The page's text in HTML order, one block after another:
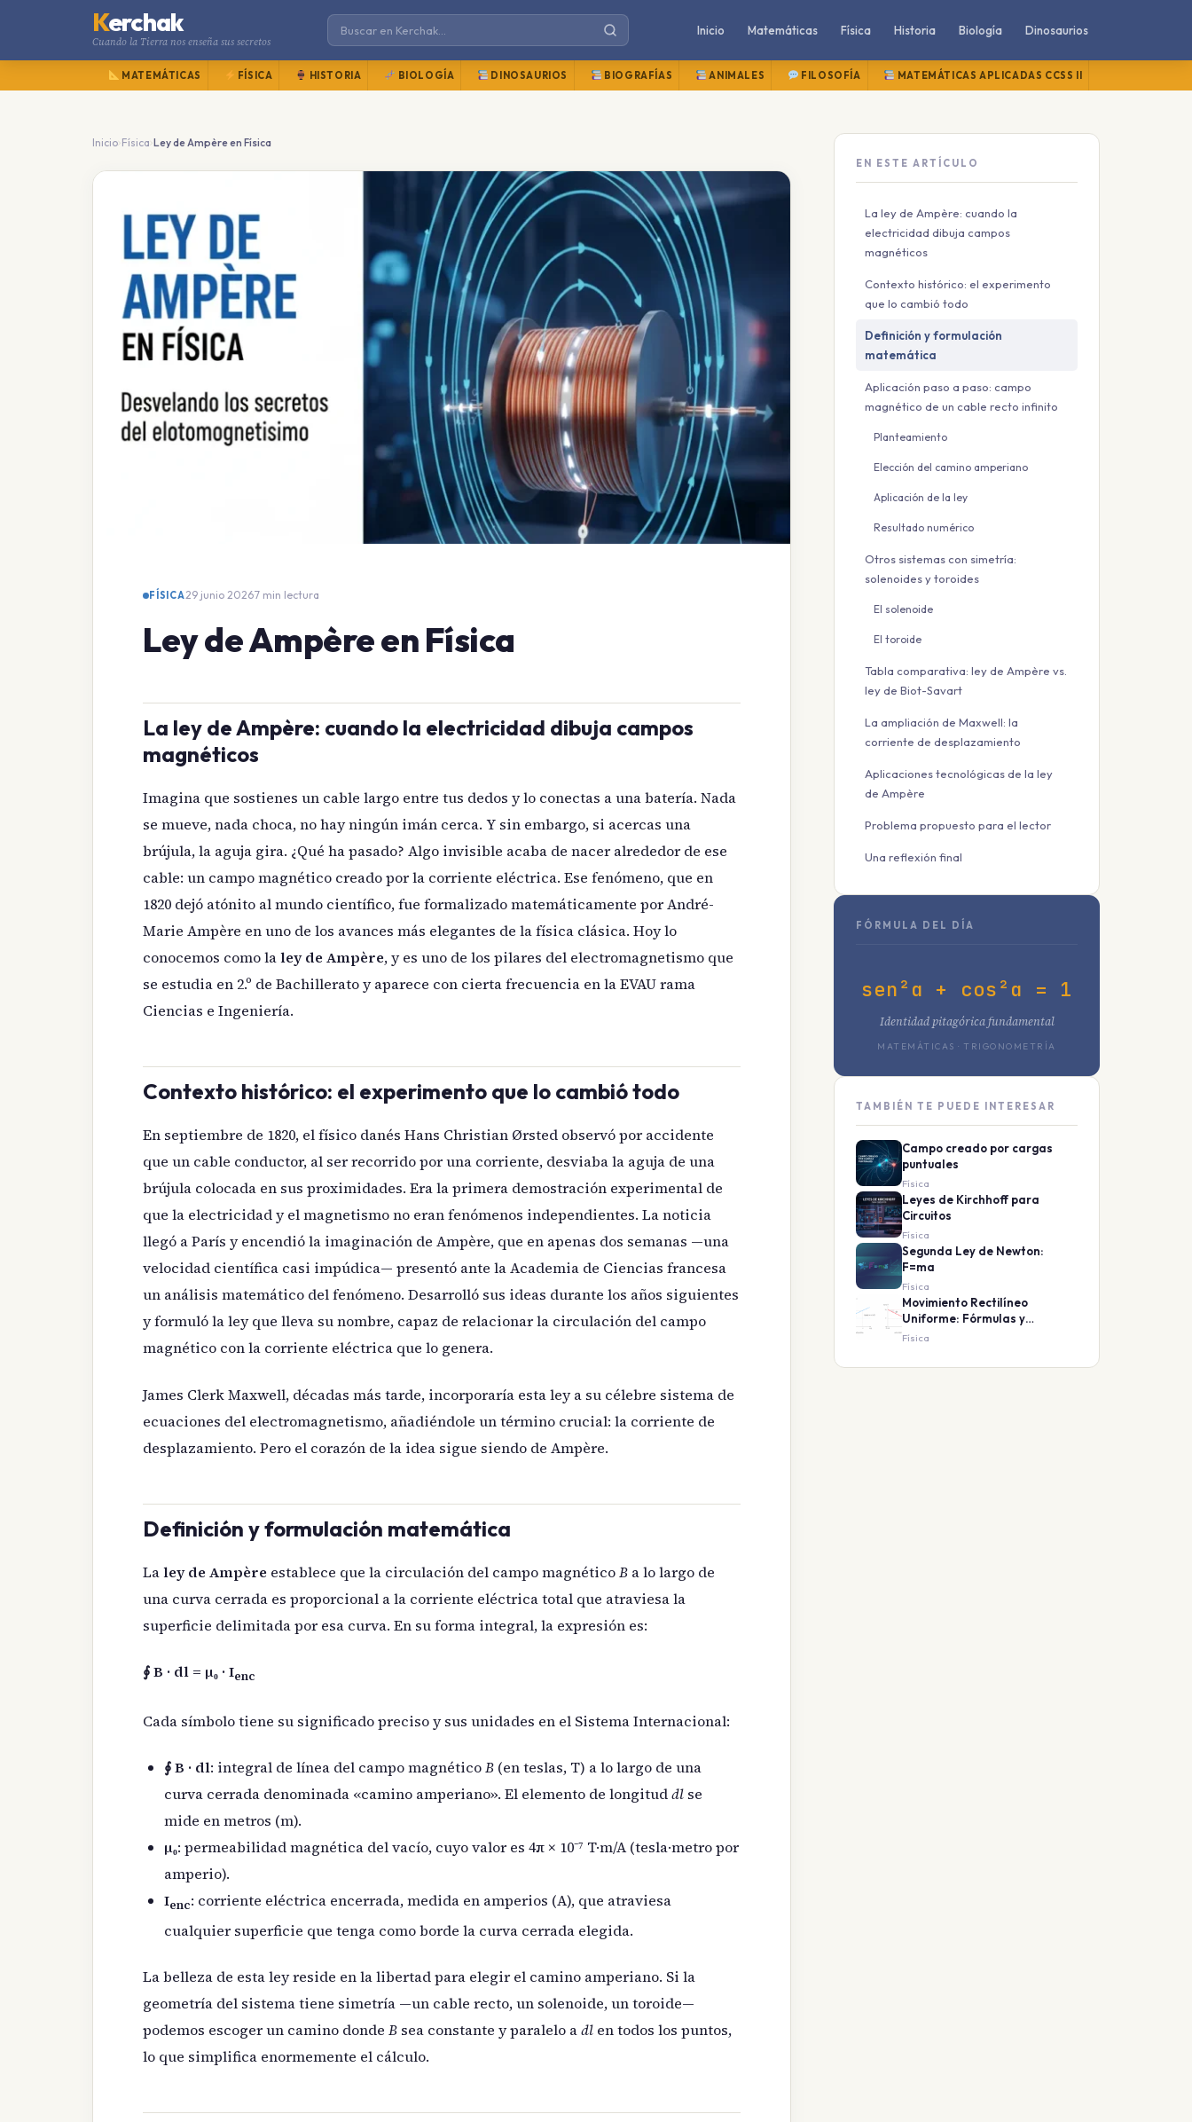
Kerchak
Cuando la Tierra nos enseña sus secretos
Inicio Matemáticas Física Historia Biología Dinosaurios
MATEMÁTICAS FÍSICA HISTORIA BIOLOGÍA DINOSAURIOS BIOGRAFÍAS ANIMALES FILOSOFÍA MATEMÁTICAS APLICADAS CCSS II
Inicio›Física ›Ley de Ampère en Física
FÍSICA29 junio 2026·7 min lectura
Ley de Ampère en Física
La ley de Ampère: cuando la electricidad dibuja campos
magnéticos
Imagina que sostienes un cable largo entre tus dedos y lo conectas a una batería. Nada
se mueve, nada choca, no hay ningún imán cerca. Y sin embargo, si acercas una
brújula, la aguja gira. ¿Qué ha pasado? Algo invisible acaba de nacer alrededor de ese
cable: un campo magnético creado por la corriente eléctrica. Ese fenómeno, que en
1820 dejó atónito al mundo científico, fue formalizado matemáticamente por André-
Marie Ampère en uno de los avances más elegantes de la física clásica. Hoy lo
conocemos como laley de Ampère, y es uno de los pilares del electromagnetismo que
se estudia en 2.º de Bachillerato y aparece con cierta frecuencia en la EVAU rama
Ciencias e Ingeniería.
Contexto histórico: el experimento que lo cambió todo
En septiembre de 1820, el físico danés Hans Christian Ørsted observó por accidente
que un cable conductor, al ser recorrido por una corriente, desviaba la aguja de una
brújula colocada en sus proximidades. Era la primera demostración experimental de
que la electricidad y el magnetismo no eran fenómenos independientes. La noticia
llegó a París y encendió la imaginación de Ampère, que en apenas dos semanas —una
velocidad científica casi impúdica— presentó ante la Academia de Ciencias francesa
un análisis matemático del fenómeno. Desarrolló sus ideas durante los años siguientes
y formuló la ley que lleva su nombre, capaz de relacionar la circulación del campo
magnético con la corriente eléctrica que lo genera.
James Clerk Maxwell, décadas más tarde, incorporaría esta ley a su célebre sistema de
ecuaciones del electromagnetismo, añadiéndole un término crucial: la corriente de
desplazamiento. Pero el corazón de la idea sigue siendo de Ampère.
Definición y formulación matemática
Laley de Ampère establece que la circulación del campo magnéticoB a lo largo de
una curva cerrada es proporcional a la corriente eléctrica total que atraviesa la
superficie delimitada por esa curva. En su forma integral, la expresión es:
∮ B · dl = μ₀ · Ienc
Cada símbolo tiene su significado preciso y sus unidades en el Sistema Internacional:
∮ B · dl: integral de línea del campo magnéticoB (en teslas, T) a lo largo de una
curva cerrada denominada «camino amperiano». El elemento de longituddl se
mide en metros (m).
μ₀: permeabilidad magnética del vacío, cuyo valor es 4π × 10⁻⁷ T·m/A (tesla·metro por
amperio).
Ienc: corriente eléctrica encerrada, medida en amperios (A), que atraviesa
cualquier superficie que tenga como borde la curva cerrada elegida.
La belleza de esta ley reside en la libertad para elegir el camino amperiano. Si la
geometría del sistema tiene simetría —un cable recto, un solenoide, un toroide—
podemos escoger un camino donde B sea constante y paralelo adl en todos los puntos,
lo que simplifica enormemente el cálculo.
EN ESTE ARTÍCULO
La ley de Ampère: cuando la
electricidad dibuja campos
magnéticos
Contexto histórico: el experimento
que lo cambió todo
Definición y formulación
matemática
Aplicación paso a paso: campo
magnético de un cable recto infinito
Planteamiento
Elección del camino amperiano
Aplicación de la ley
Resultado numérico
Otros sistemas con simetría:
solenoides y toroides
El solenoide
El toroide
Tabla comparativa: ley de Ampère vs.
ley de Biot-Savart
La ampliación de Maxwell: la
corriente de desplazamiento
Aplicaciones tecnológicas de la ley
de Ampère
Problema propuesto para el lector
Una reflexión final
FÓRMULA DEL DÍA
sen²α + cos²α = 1
Identidad pitagórica fundamental
MATEMÁTICAS · TRIGONOMETRÍA
TAMBIÉN TE PUEDE INTERESAR
Campo creado por cargas
puntuales
Física
Leyes de Kirchhoff para
Circuitos
Física
Segunda Ley de Newton:
F=ma
Física
Movimiento Rectilíneo
Uniforme: Fórmulas y
Ejemplos
Física